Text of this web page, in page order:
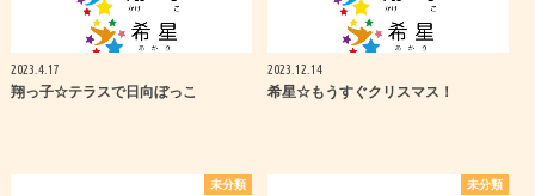
2023.4.17
翔っ子☆テラスで日向ぼっこ
2023.12.14
希星☆もうすぐクリスマス！
未分類 未分類